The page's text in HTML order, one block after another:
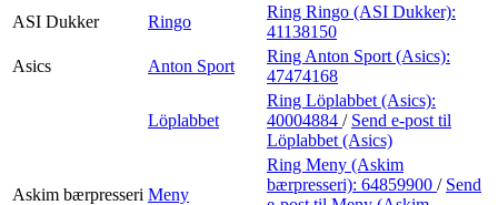
ASI Dukker
Ringo
Ring Ringo (ASI Dukker):
41138150
Asics
Anton Sport
Ring Anton Sport (Asics):
47474168
Löplabbet
Ring Löplabbet (Asics):
40004884 / Send e-post til
Löplabbet (Asics)
Askim bærpresseri Meny
Ring Meny (Askim
bærpresseri): 64859900 / Send